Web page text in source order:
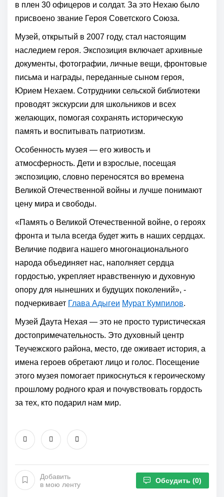
в плен 30 офицеров и солдат. За это Нехаю было
присвоено звание Героя Советского Союза.
Музей, открытый в 2007 году, стал настоящим
наследием героя. Экспозиция включает архивные
документы, фотографии, личные вещи, фронтовые
письма и награды, переданные сыном героя,
Юрием Нехаем. Сотрудники сельской библиотеки
проводят экскурсии для школьников и всех
желающих, помогая сохранять историческую
память и воспитывать патриотизм.
Особенность музея — его живость и
атмосферность. Дети и взрослые, посещая
экспозицию, словно переносятся во времена
Великой Отечественной войны и лучше понимают
цену мира и свободы.
«Память о Великой Отечественной войне, о героях
фронта и тыла всегда будет жить в наших сердцах.
Величие подвига нашего многонационального
народа объединяет нас, наполняет сердца
гордостью, укрепляет нравственную и духовную
опору для нынешних и будущих поколений», -
подчеркивает Глава Адыгеи Мурат Кумпилов.
Музей Даута Нехая — это не просто туристическая
достопримечательность. Это духовный центр
Теучежского района, место, где оживает история, а
имена героев обретают лицо и голос. Посещение
этого музея помогает прикоснуться к героическому
прошлому родного края и почувствовать гордость
за тех, кто подарил нам мир.
Добавить
в мою ленту
Обсудить (0)